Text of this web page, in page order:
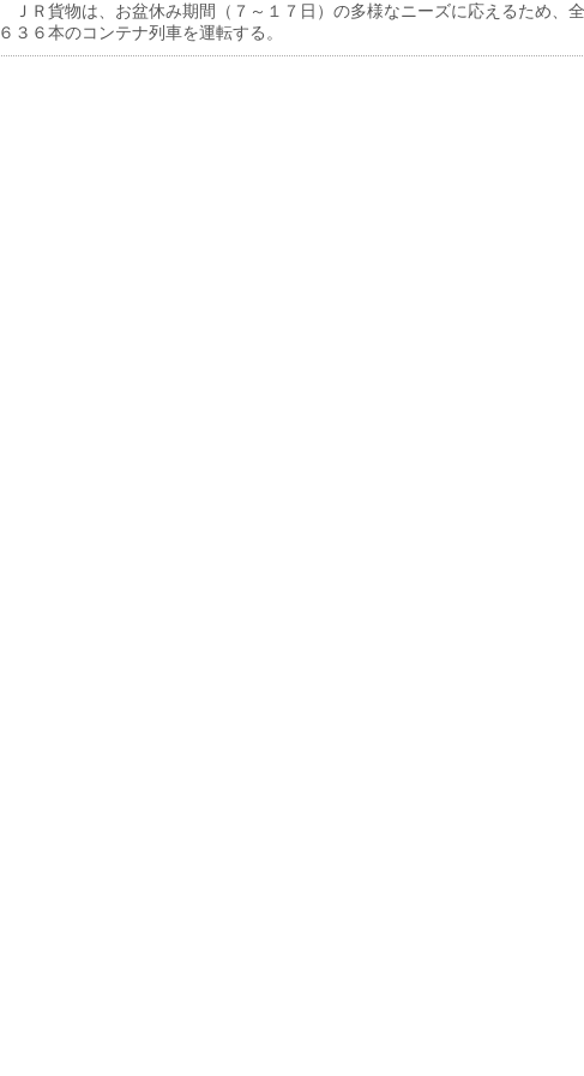
ＪＲ貨物は、お盆休み期間（７～１７日）の多様なニーズに応えるため、
６３６本のコンテナ列車を運転する。